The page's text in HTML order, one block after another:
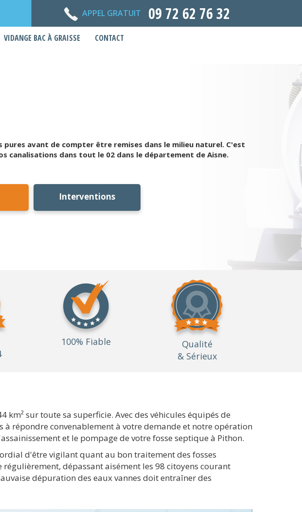
APPEL GRATUIT 09 72 62 76 32
VIDANGE BAC À GRAISSE CONTACT
avant de compter être remises dans le milieu naturel. C'est
canalisations dans tout le 02 dans le département de Aisne.
Interventions
100% Fiable
Qualité
& Sérieux
sur toute sa superficie. Avec des véhicules équipés de
répondre convenablement à votre demande et notre opération
et le pompage de votre fosse septique à Pithon.
d'être vigilant quant au bon traitement des fosses
dépassant aisément les 98 citoyens courant
dépuration des eaux vannes doit entraîner des